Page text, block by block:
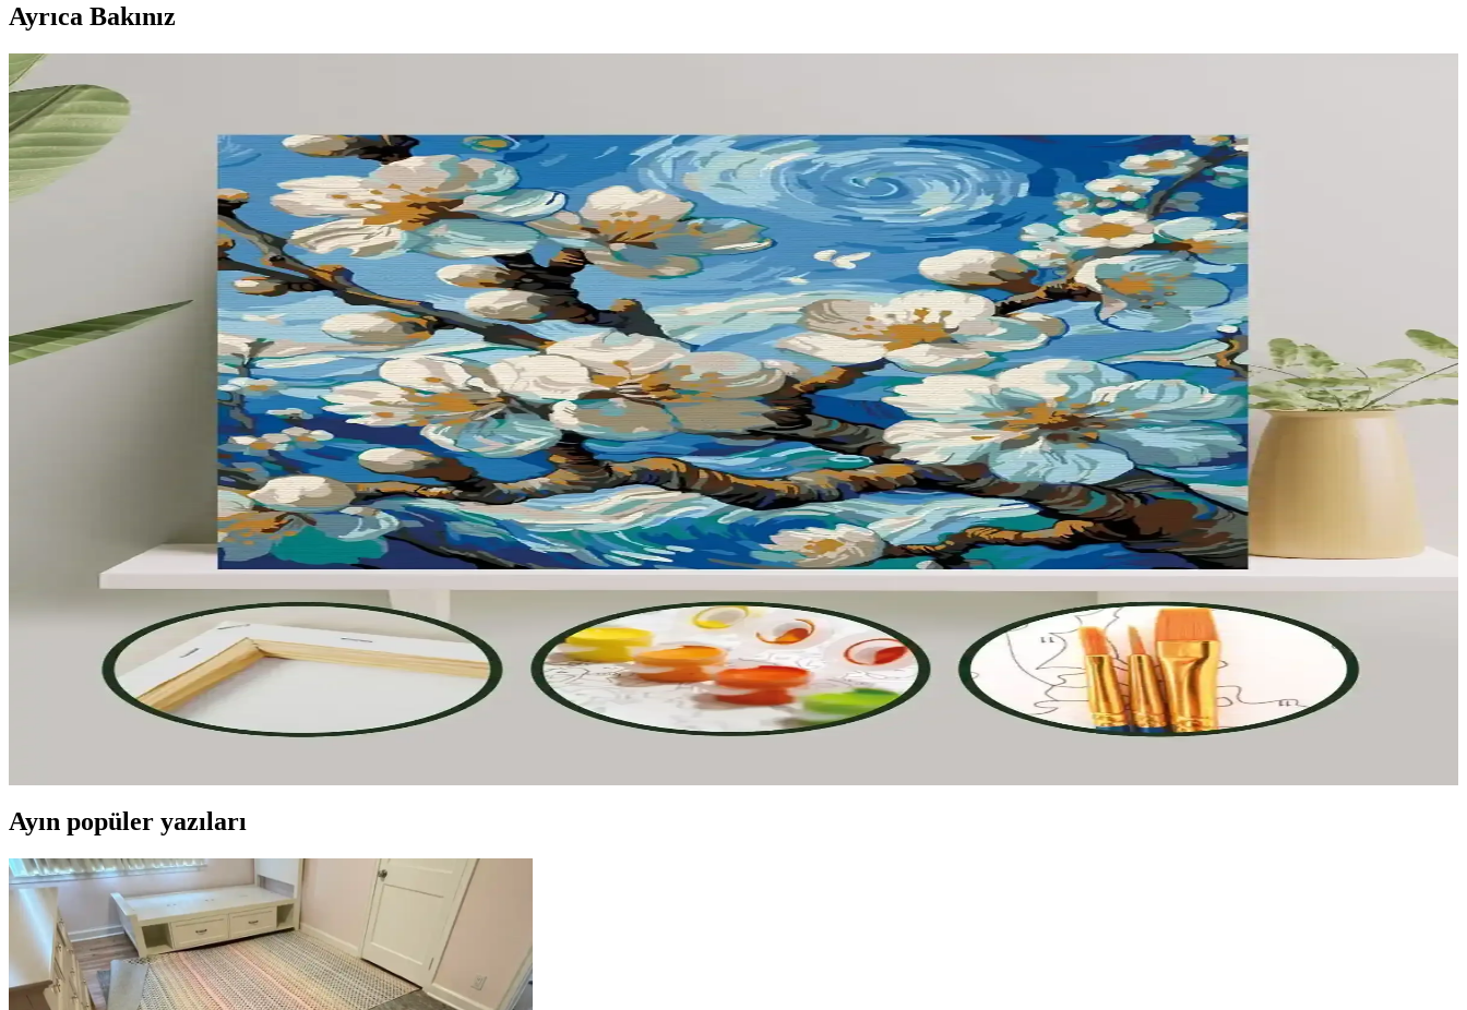
Ayrıca Bakınız
Mikro Anaokullarında Pencere Kenarı Tasarımı: Fonksiyonel ve Estetik Yaklaşımlar
Mikro anaokullarında pencere kenarları, doğal renkler ve yumuşak dokularla çocukların konforunu artırırken gizlilik ve yaratıcılığı destekleyen çok yönlü alanlar sunar.
Dar ve Çok Amaçlı Mekanlarda Fonksiyonel ve Estetik Dekorasyon Yöntemleri
Dar ve çok amaçlı mekanlarda doğru mobilya seçimi, renk kullanımı ve depolama çözümleriyle hem işlevsel hem estetik yaşam alanları oluşturmak mümkündür. Mekanın amacı ve çocuk oyun alanları dikkate
Perde Uzunluğu Seçiminde Estetik ve Pratik Dengenin Önemi
Perde uzunluğu, estetik ve işlevselliği etkileyen önemli bir unsurdur. Yere değen perdeler şık görünse de, evcil hayvan ve çocuklu evlerde kısa perdeler temizlik ve dayanıklılık açısından avantaj sağlar.
Çocuklu Evler İçin Koridor Dekorasyonunda Güvenlik ve Estetik Çözümler
Çocuklu evlerde koridor dekorasyonunda güvenlik ve estetik ön plandadır. Dayanıklı malzemeler, sıcak renkler ve fonksiyonel mobilyalarla hem güvenli hem şık alanlar yaratılır.
Tryon Kidz Çocuk Kaleci Eldiveni Sarı: Dayanıklı ve Konforlu Spor Ekipmanı
Tryon Kidz Sarı çocuk kaleci eldiveni, dayanıklı malzemeleri ve ayarlanabilir yapısıyla güvenli ve konforlu futbol deneyimi sunar. Uzun ömürlü ve esnek tasarımıyla sahada fark yaratır.
Çocuklar İçin Boyama ve Eğlence Setleri Karşılaştırması En İyi Seçenekler ve Özellikler
İki popüler çocuk boyama kitabı ve etkinlik setinin detaylı karşılaştırmasıyla, en uygun eğlence ve eğitim ürününü seçmenize yardımcı oluyoruz.
Stabilo Point 88 İnce Keçe Uçlu Kalem: Renkli Yazım ve Çizim İçin Yüksek Performanslı Kalem
Stabilo Point 88, canlı renkleri, dayanıklı yapısı ve güvenli tasarımıyla okul ve sanat projeleri için ideal ince keçe uçlu kalemdir.
Palmiye Hobi Sanat ve Wombhobby Neo Felsefe Sayılarla Boyama Setlerinin Karşılaştırması
İki farklı sayılarla boyama seti olan Palmiye Hobi Sanat ve Wombhobby Neo Felsefe'nin özellikleri ve kullanıcı yorumlarıyla detaylı karşılaştırması, sanatsal becerilerin geliştirilmesine ve stres atmaya yönelik
Ayın popüler yazıları